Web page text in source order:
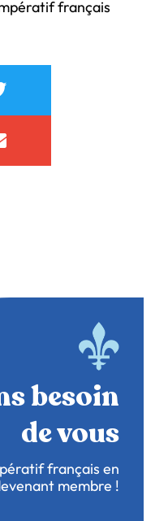
français
besoin
de vous
français en
membre !